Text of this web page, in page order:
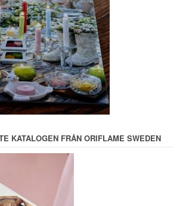
KATALOGEN FRÅN ORIFLAME SWEDEN